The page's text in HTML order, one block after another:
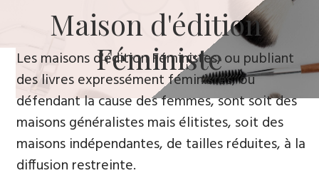
​Maison d'édition ​
Féministe
Le​s maisons d'édition Féministes, ou publiant
des livres expressément féministes, ou
défendant la cause des femmes, sont soit des
maisons généralistes mais élitistes, soit des
maisons indépendantes, de tailles réduites, à la
diffusion restreinte.